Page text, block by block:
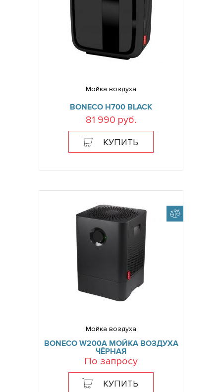
Мойка воздуха
BONECO H700 BLACK
81 990 руб.
КУПИТЬ
Мойка воздуха
BONECO W200A МОЙКА ВОЗДУХА
ЧЁРНАЯ
По запросу
КУПИТЬ